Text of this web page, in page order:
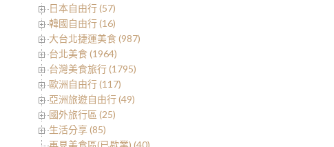
日本自由行 (57)
韓國自由行 (16)
大台北捷運美食 (987)
台北美食 (1964)
台灣美食旅行 (1795)
歐洲自由行 (117)
亞洲旅遊自由行 (49)
國外旅行區 (25)
生活分享 (85)